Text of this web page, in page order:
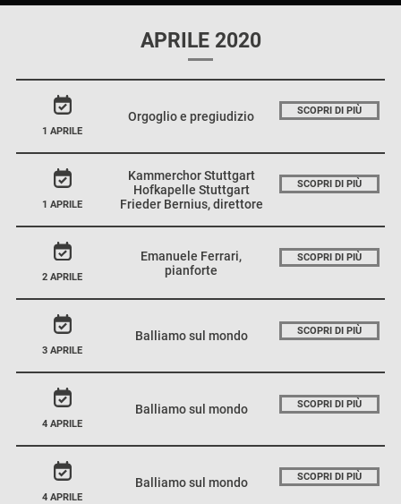
APRILE 2020
1 APRILE
Orgoglio e pregiudizio SCOPRI DI PIÙ
1 APRILE
Kammerchor Stuttgart
Hofkapelle Stuttgart
Frieder Bernius, direttore
SCOPRI DI PIÙ
2 APRILE
Emanuele Ferrari,
pianforte
SCOPRI DI PIÙ
3 APRILE
Balliamo sul mondo SCOPRI DI PIÙ
4 APRILE
Balliamo sul mondo SCOPRI DI PIÙ
4 APRILE
Balliamo sul mondo SCOPRI DI PIÙ